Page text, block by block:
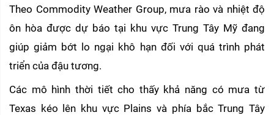
Theo Commodity Weather Group, mưa rào và nhiệt độ
ôn hòa được dự báo tại khu vực Trung Tây Mỹ đang
giúp giảm bớt lo ngại khô hạn đối với quá trình phát
triển của đậu tương.
Các mô hình thời tiết cho thấy khả năng có mưa từ
Texas kéo lên khu vực Plains và phía bắc Trung Tây